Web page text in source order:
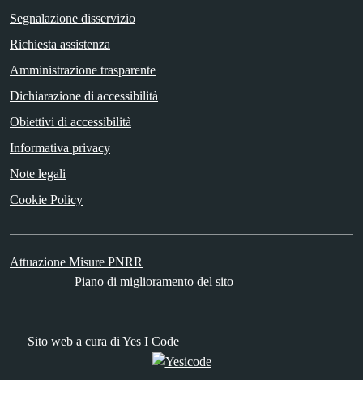
Segnalazione disservizio
Richiesta assistenza
Amministrazione trasparente
Dichiarazione di accessibilità
Obiettivi di accessibilità
Informativa privacy
Note legali
Cookie Policy
Attuazione Misure PNRR
Piano di miglioramento del sito
Sito web a cura di Yes I Code